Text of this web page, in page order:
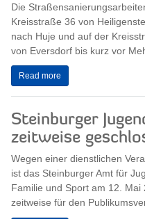
Die
Kreisstraße 36 von
nach Huje und auf der
von Eversdorf bis kurz vor
Read more
Steinburger
zeitweise
Wegen einer dienstlichen
ist das Steinburger Amt für
Familie und Sport am 12. Mai
zeitweise für den